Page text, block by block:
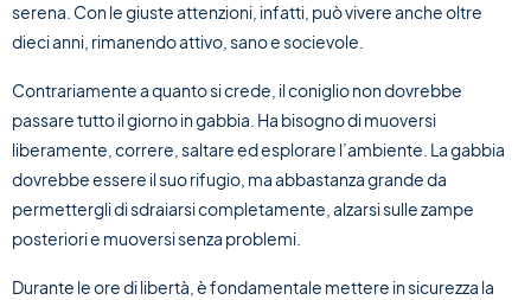
serena. Con le giuste attenzioni, infatti, può vivere anche oltre
dieci anni, rimanendo attivo, sano e socievole.
Contrariamente a quanto si crede, il coniglio non dovrebbe
passare tutto il giorno in gabbia. Ha bisogno di muoversi
liberamente, correre, saltare ed esplorare l’ambiente. La gabbia
dovrebbe essere il suo rifugio, ma abbastanza grande da
permettergli di sdraiarsi completamente, alzarsi sulle zampe
posteriori e muoversi senza problemi.
Durante le ore di libertà, è fondamentale mettere in sicurezza la